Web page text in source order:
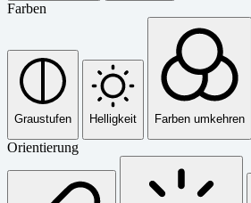
Farben
Graustufen Helligkeit Farben umkehren
Orientierung